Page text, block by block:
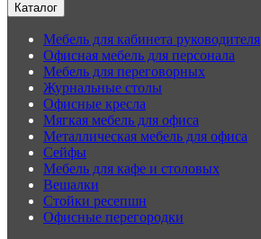
Каталог
Мебель для кабинета руководителя
Офисная мебель для персонала
Мебель для переговорных
Журнальные столы
Офисные кресла
Мягкая мебель для офиса
Металлическая мебель для офиса
Сейфы
Мебель для кафе и столовых
Вешалки
Стойки ресепшн
Офисные перегородки